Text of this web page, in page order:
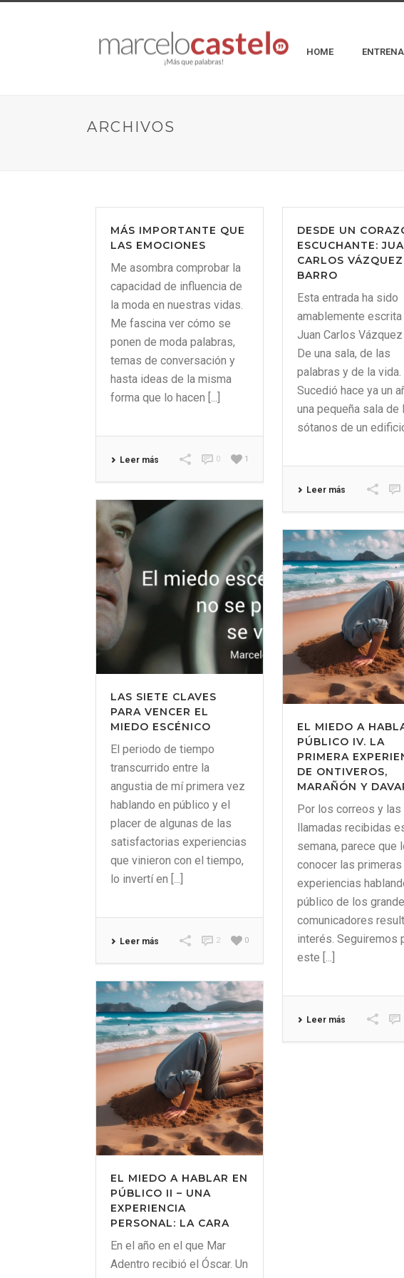
HOME
ARCHIVOS
MÁS IMPORTANTE QUE
LAS EMOCIONES
Me asombra comprobar la
capacidad de influencia de
la moda en nuestras vidas.
Me fascina ver cómo se
ponen de moda palabras,
temas de conversación y
hasta ideas de la misma
forma que lo hacen [...]
Leer más 1
0
DESDE UN
ESCUCHANTE:
CARLOS VÁZQUEZ
BARRO
Esta entrada ha sido
amablemente
Juan Carlos Vázquez
De una sala, de las
palabras y de la vida.
Sucedió hace ya un
una pequeña sala de
sótanos de un edificio
Leer más
LAS SIETE CLAVES
PARA VENCER EL
MIEDO ESCÉNICO
El periodo de tiempo
transcurrido entre la
angustia de mí primera vez
hablando en público y el
placer de algunas de las
satisfactorias experiencias
que vinieron con el tiempo,
lo invertí en [...]
Leer más 0
2
EL MIEDO A
PÚBLICO IV. LA
PRIMERA
DE ONTIVEROS,
MARAÑÓN Y
Por los correos y las
llamadas recibidas
semana, parece que
conocer las primeras
experiencias
público de los
comunicadores
interés. Seguiremos
este [...]
Leer más
EL MIEDO A HABLAR EN
PÚBLICO II – UNA
EXPERIENCIA
PERSONAL: LA CARA
En el año en el que Mar
Adentro recibió el Óscar. Un